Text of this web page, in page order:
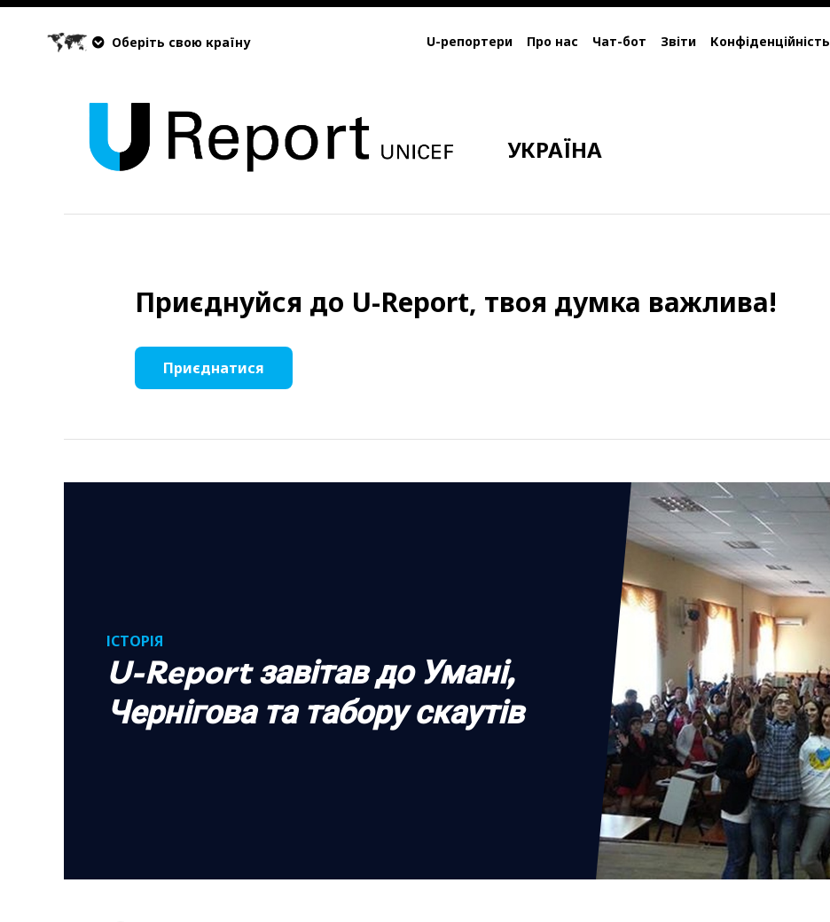
Оберіть свою країну U-репортери Про нас Чат-бот Звіти Конфіденційність
УКРАЇНА
Приєднуйся до U-Report, твоя думка важлива!
Приєднатися
ІСТОРІЯ
U-Report завітав до Умані,
Чернігова та табору скаутів